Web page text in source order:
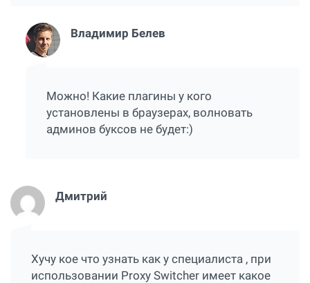
Владимир Белев
Можно! Какие плагины у кого
установлены в браузерах, волновать
админов буксов не будет:)
Дмитрий
Хучу кое что узнать как у специалиста , при
использовании Proxy Switcher имеет какое